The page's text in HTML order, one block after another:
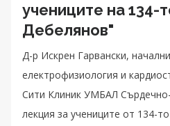
учениците на 134-
Дебелянов"
Д-р Искрен Гарвански,
електрофизиология и
Сити Клиник УМБАЛ
лекция за учениците от 134-